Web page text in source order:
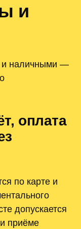
и
и наличными —
оплата
по карте и
допускается
приёме